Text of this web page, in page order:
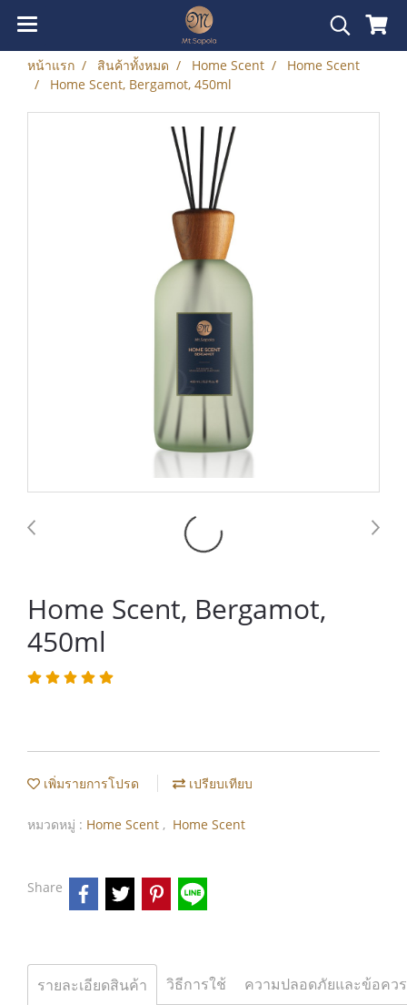
หน้าแรก สินค้าทั้งหมด Home Scent
Home Scent
Home Scent, Bergamot, 450ml
Home Scent, Bergamot,
450ml
เพิ่มรายการโปรด เปรียบเทียบ
หมวดหมู่ : Home Scent , Home Scent
Share
รายละเอียดสินค้า วิธีการใช้